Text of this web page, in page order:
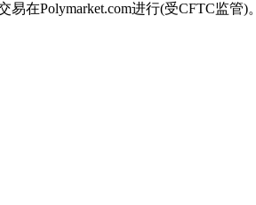
在Polymarket.com进行(受CFTC监管)。